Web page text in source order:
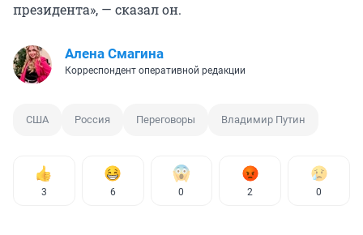
президента», — сказал он.
Алена Смагина
Корреспондент оперативной редакции
США Россия Переговоры Владимир Путин
3 6 0 2 0